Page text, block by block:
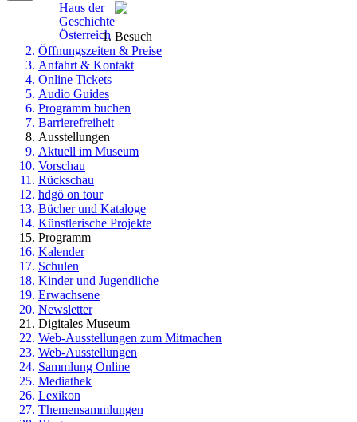
Haus der
Geschichte
Österreich Besuch
Öffnungszeiten & Preise
Anfahrt & Kontakt
Online Tickets
Audio Guides
Programm buchen
Barrierefreiheit
Ausstellungen
Aktuell im Museum
Vorschau
Rückschau
hdgö on tour
Bücher und Kataloge
Künstlerische Projekte
Programm
Kalender
Schulen
Kinder und Jugendliche
Erwachsene
Newsletter
Digitales Museum
Web-Ausstellungen zum Mitmachen
Web-Ausstellungen
Sammlung Online
Mediathek
Lexikon
Themensammlungen